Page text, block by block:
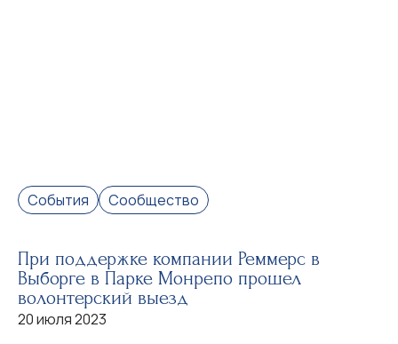
События Сообщество
При поддержке компании Реммерс в
Выборге в Парке Монрепо прошел
волонтерский выезд
20 июля 2023